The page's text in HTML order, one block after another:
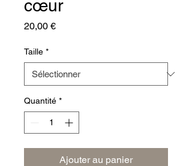
cœur
20,00 €Prix
Taille *
Quantité *
Ajouter au panier